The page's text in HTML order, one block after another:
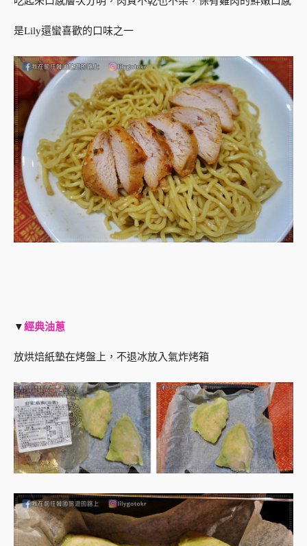
是Lily還蠻喜歡的口味之一
▼經典油蔥
放烘焙紙墊在烤盤上，不退冰放入氣炸烤箱